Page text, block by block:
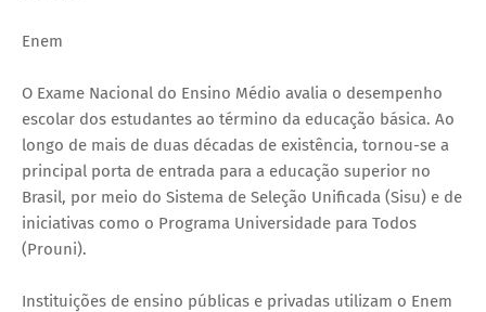
Enem
O Exame Nacional do Ensino Médio avalia o desempenho
escolar dos estudantes ao término da educação básica. Ao
longo de mais de duas décadas de existência, tornou-se a
principal porta de entrada para a educação superior no
Brasil, por meio do Sistema de Seleção Unificada (Sisu) e de
iniciativas como o Programa Universidade para Todos
(Prouni).
Instituições de ensino públicas e privadas utilizam o Enem